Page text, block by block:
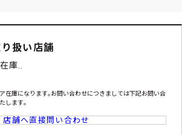
扱い店舗
庫..
在庫になります｡お問い合わせにつきましては下記お問い合
します｡
店舗へ直接問い合わせ